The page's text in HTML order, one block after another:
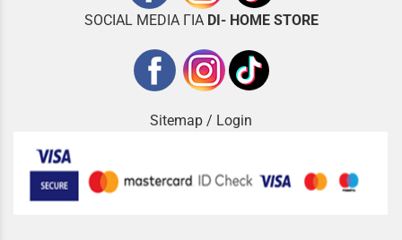
SOCIAL MEDIA ΓΙΑ DI- HOME STORE
Sitemap / Login